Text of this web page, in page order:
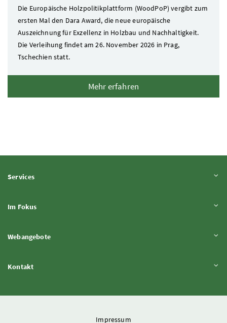
Die Europäische Holzpolitikplattform (WoodPoP) vergibt zum
ersten Mal den Dara Award, die neue europäische
Auszeichnung für Exzellenz in Holzbau und Nachhaltigkeit.
Die Verleihung findet am 26. November 2026 in Prag,
Tschechien statt.
Mehr erfahren
ServicesInhalt aufklappen
Im FokusInhalt aufklappen
WebangeboteInhalt aufklappen
KontaktInhalt aufklappen
Impressum